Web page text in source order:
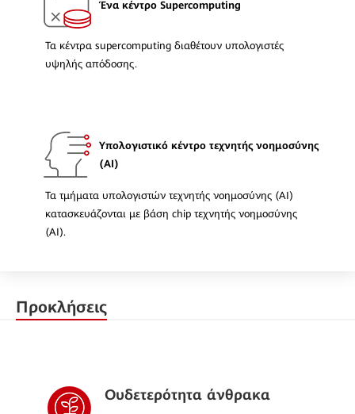
Ένα κέντρο Supercomputing
Τα κέντρα supercomputing διαθέτουν υπολογιστές
υψηλής απόδοσης.
Υπολογιστικό κέντρο τεχνητής νοημοσύνης
(AI)
Τα τμήματα υπολογιστών τεχνητής νοημοσύνης (AI)
κατασκευάζονται με βάση chip τεχνητής νοημοσύνης
(AI).
Προκλήσεις
Ουδετερότητα άνθρακα